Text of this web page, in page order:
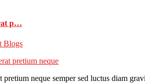
p…
Blogs
pretium neque semper sed luctus diam